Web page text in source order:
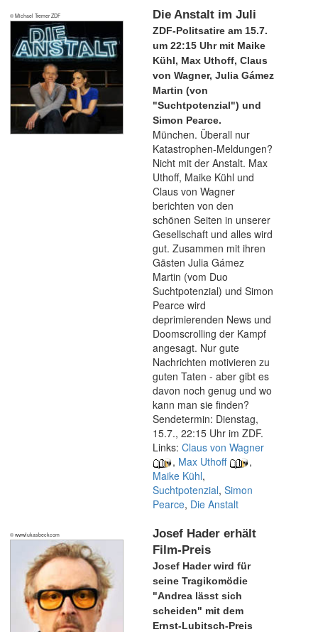
© Michael Tremer ZDF Die Anstalt im Juli
ZDF-Politsatire am 15.7.
um 22:15 Uhr mit Maike
Kühl, Max Uthoff, Claus
von Wagner, Julia Gámez
Martin (von
"Suchtpotenzial") und
Simon Pearce.
München. Überall nur
Katastrophen-Meldungen?
Nicht mit der Anstalt. Max
Uthoff, Maike Kühl und
Claus von Wagner
berichten von den
schönen Seiten in unserer
Gesellschaft und alles wird
gut. Zusammen mit ihren
Gästen Julia Gámez
Martin (vom Duo
Suchtpotenzial) und Simon
Pearce wird
deprimierenden News und
Doomscrolling der Kampf
angesagt. Nur gute
Nachrichten motivieren zu
guten Taten - aber gibt es
davon noch genug und wo
kann man sie finden?
Sendetermin: Dienstag,
15.7., 22:15 Uhr im ZDF.
Links: Claus von Wagner
, Max Uthoff
,
Maike Kühl,
Suchtpotenzial, Simon
Pearce, Die Anstalt
© wwwlukasbeckcom
Josef Hader erhält
Film-Preis
Josef Hader wird für
seine Tragikomödie
"Andrea lässt sich
scheiden" mit dem
Ernst-Lubitsch-Preis